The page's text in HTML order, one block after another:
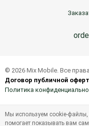
© 2026 Mix Mobile. Все
Договор публичной
Политика
Мы используем cookie-файлы,
помогает показывать вам